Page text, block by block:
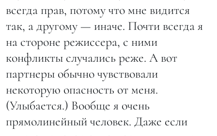
всегда прав, потому что мне видится
так, а другому — иначе. Почти всегда я
на стороне режиссера, с ними
конфликты случались реже. А вот
партнеры обычно чувствовали
некоторую опасность от меня.
(Улыбается.) Вообще я очень
прямолинейный человек. Даже если